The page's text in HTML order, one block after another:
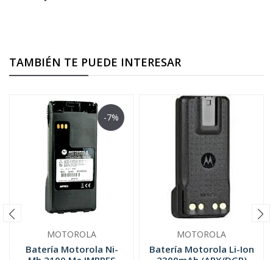
TAMBIÉN TE PUEDE INTERESAR
-7%
MOTOROLA
Batería Motorola Ni-
MOTOROLA
Batería Motorola Li-Ion